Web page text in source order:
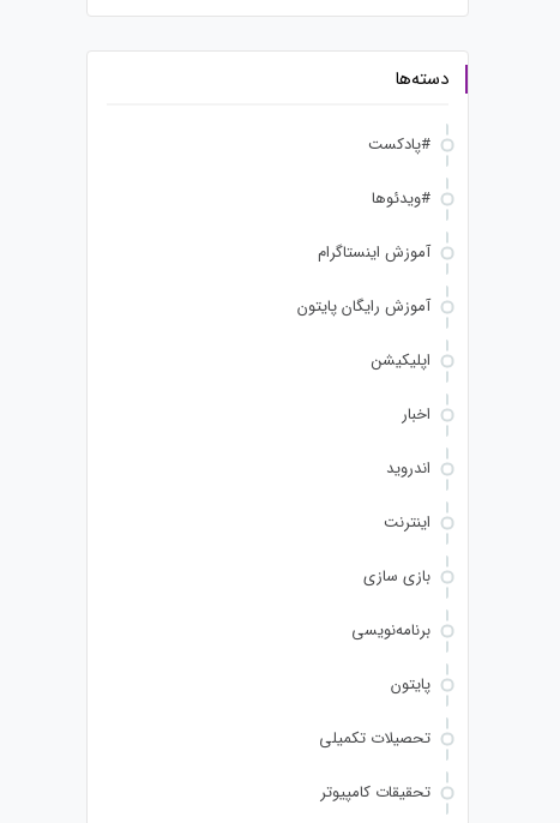
دسته‌ها
#پادکست
#ویدئوها
آموزش اینستاگرام
آموزش رایگان پایتون
اپلیکیشن
اخبار
اندروید
اینترنت
بازی سازی
برنامه‌نویسی
پایتون
تحصیلات تکمیلی
تحقیقات کامپیوتر